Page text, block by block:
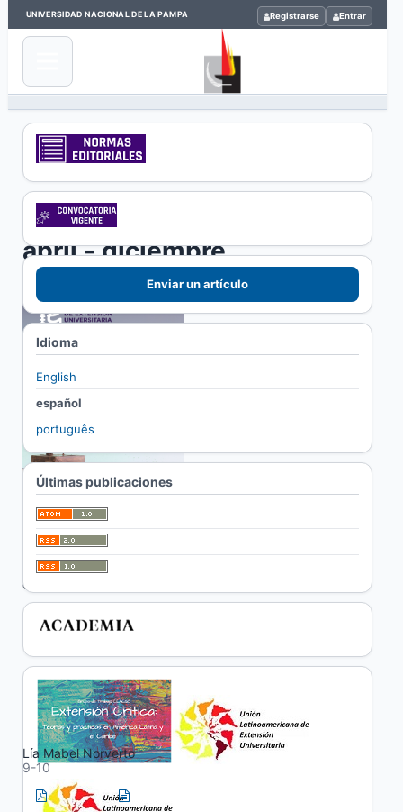
UNIVERSIDAD NACIONAL DE LA PAMPA Registrarse Entrar
Inicio / Archivos
Núm. 4 (2020): abril - diciembre
Núm. 4 (2020):
abril - diciembre
Dossier: "Las
prácticas sociocomunitarias como
espacios de formación integral"
Publicado: 2020-12-21
Presentación
Presentación
Lía Mabel Norverto
9-10
PDF
Enviar un artículo
Idioma
English
español
português
Últimas publicaciones